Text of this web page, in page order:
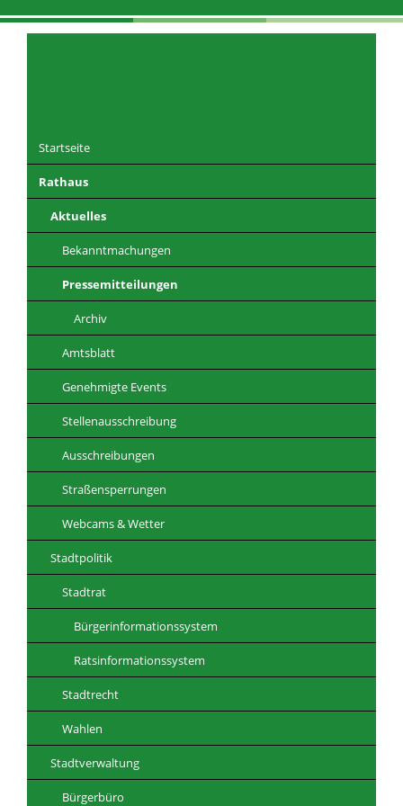
DE EN CZ PL
Startseite
Rathaus
Aktuelles
Bekanntmachungen
Pressemitteilungen
Archiv
Amtsblatt
Genehmigte Events
Stellenausschreibung
Ausschreibungen
Straßensperrungen
Webcams & Wetter
Stadtpolitik
Stadtrat
Bürgerinformationssystem
Ratsinformationssystem
Stadtrecht
Wahlen
Stadtverwaltung
Bürgerbüro